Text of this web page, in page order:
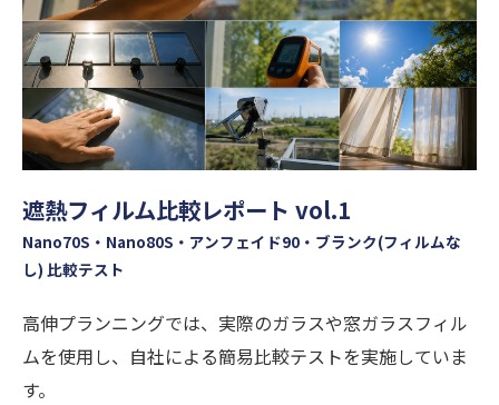
遮熱フィルム比較レポート vol.1
Nano70S・Nano80S・アンフェイド90・ブランク(フィルムな
し) 比較テスト
高伸プランニングでは、実際のガラスや窓ガラスフィル
ムを使用し、自社による簡易比較テストを実施していま
す。